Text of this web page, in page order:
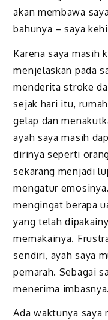
akan membawa
bahunya – saya
Karena saya masih
menjelaskan pada
menderita stroke
sejak hari itu,
gelap dan
ayah saya masih
dirinya seperti
sekarang menjadi
mengatur
mengingat berapa
yang telah
memakainya.
sendiri, ayah saya
pemarah. Sebagai
menerima imbasnya.
Ada waktunya